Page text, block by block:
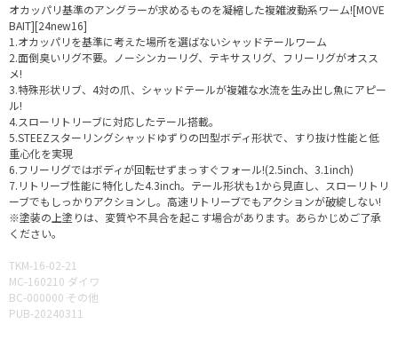
オカッパリ基準のアングラーが求めるものを凝縮した複雑波動系ワーム![MOVE
BAIT][24new16]
1.オカッパリを基準に考えた場所を選ばないシャッドテールワーム
2.面倒臭いリグ不要。ノーシンカーリグ、テキサスリグ、フリーリグがオスス
メ!
3.特殊形状リブ、4対の爪、シャッドテールが複雑な水流を生み出し魚にアピー
ル!
4.スローリトリーブに対応したテール搭載。
5.STEEZスターリングシャッドゆずりの凹型ボディ形状で、すり抜け性能と低
重心化を実現
6.フリーリグではボディが回転せずまっすぐフォール!(2.5inch、3.1inch)
7.リトリーブ性能に特化した4.3inch。テール形状も1から見直し、スローリトリ
ーブでもしっかりアクションし。高速リトリーブでもアクションが破綻しない!
※塗装の上塗りは、変質や不具合を起こす場合があります。あらかじめご了承
ください。
TKM-16-02-21
MC-160210 ダイワ
BC-000000 その他
PUB-20240311